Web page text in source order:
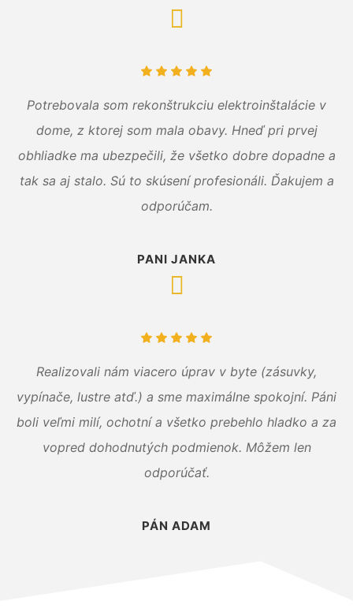
Potrebovala som rekonštrukciu elektroinštalácie v
dome, z ktorej som mala obavy. Hneď pri prvej
obhliadke ma ubezpečili, že všetko dobre dopadne a
tak sa aj stalo. Sú to skúsení profesionáli. Ďakujem a
odporúčam.
PANI JANKA
Realizovali nám viacero úprav v byte (zásuvky,
vypínače, lustre atď.) a sme maximálne spokojní. Páni
boli veľmi milí, ochotní a všetko prebehlo hladko a za
vopred dohodnutých podmienok. Môžem len
odporúčať.
PÁN ADAM